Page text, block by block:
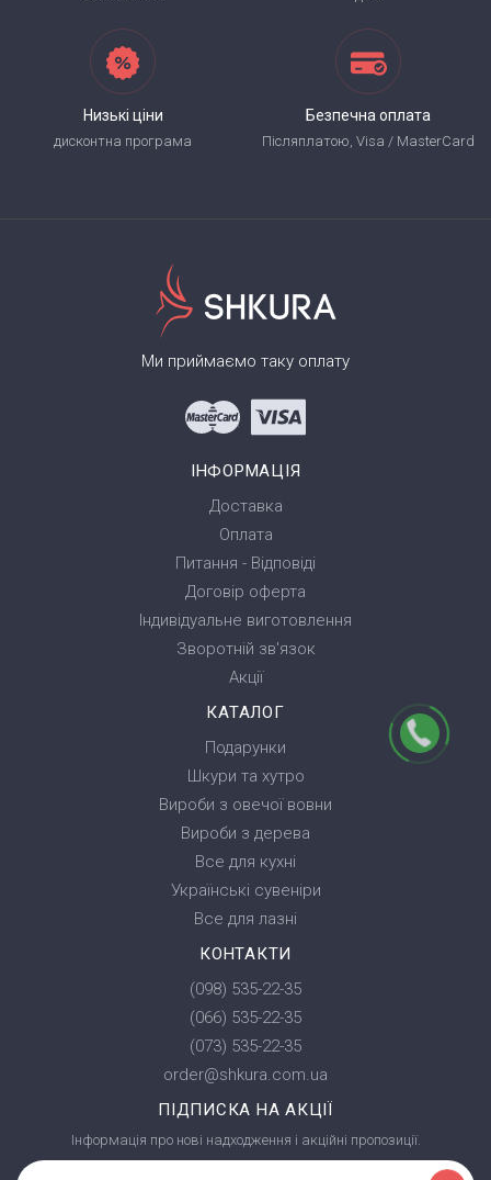
Низькі ціни
дисконтна програма
Безпечна оплата
Післяплатою, Visa / MasterCard
Ми приймаємо таку оплату
ІНФОРМАЦІЯ
Доставка
Оплата
Питання - Відповіді
Договір оферта
Індивідуальне виготовлення
Зворотній зв'язок
Акції
КАТАЛОГ
Подарунки
Шкури та хутро
Вироби з овечої вовни
Вироби з дерева
Все для кухні
Українські сувеніри
Все для лазні
КОНТАКТИ
(098) 535-22-35
(066) 535-22-35
(073) 535-22-35
order@shkura.com.ua
ПІДПИСКА НА АКЦІЇ
Інформація про нові надходження і акційні пропозиції.